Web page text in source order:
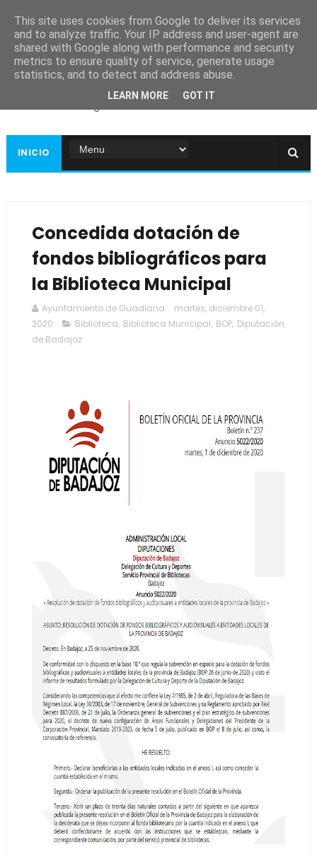
Ayuntamiento de
Guadiana
INICIO
Concedida dotación de
fondos bibliográficos para
la Biblioteca Municipal
Ayuntamiento de Guadiana
martes, diciembre 01,
2020
Biblioteca, Biblioteca Municipal, BOP, Diputación
de Badajoz
This site uses cookies from Google to deliver its services
and to analyze traffic. Your IP address and user-agent are
shared with Google along with performance and security
metrics to ensure quality of service, generate usage
statistics, and to detect and address abuse.
LEARN MORE GOT IT